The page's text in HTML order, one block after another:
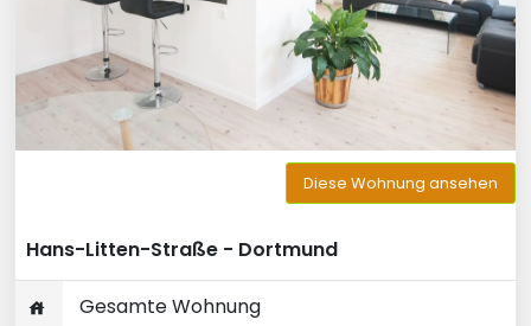
Diese Wohnung ansehen
Hans-Litten-Straße - Dortmund
Gesamte Wohnung